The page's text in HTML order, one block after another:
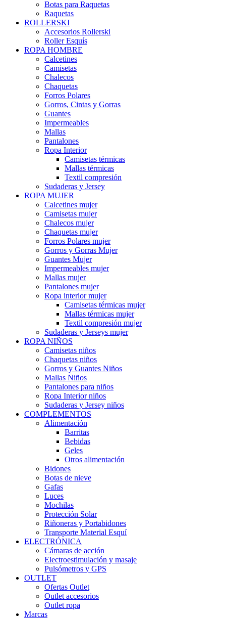
Botas para Raquetas
Raquetas
ROLLERSKI
Accesorios Rollerski
Roller Esquís
ROPA HOMBRE
Calcetines
Camisetas
Chalecos
Chaquetas
Forros Polares
Gorros, Cintas y Gorras
Guantes
Impermeables
Mallas
Pantalones
Ropa Interior
Camisetas térmicas
Mallas térmicas
Textil compresión
Sudaderas y Jersey
ROPA MUJER
Calcetines mujer
Camisetas mujer
Chalecos mujer
Chaquetas mujer
Forros Polares mujer
Gorros y Gorras Mujer
Guantes Mujer
Impermeables mujer
Mallas mujer
Pantalones mujer
Ropa interior mujer
Camisetas térmicas mujer
Mallas térmicas mujer
Textil compresión mujer
Sudaderas y Jerseys mujer
ROPA NIÑOS
Camisetas niños
Chaquetas niños
Gorros y Guantes Niños
Mallas Niños
Pantalones para niños
Ropa Interior niños
Sudaderas y Jersey niños
COMPLEMENTOS
Alimentación
Barritas
Bebidas
Geles
Otros alimentación
Bidones
Botas de nieve
Gafas
Luces
Mochilas
Protección Solar
Riñoneras y Portabidones
Transporte Material Esquí
ELECTRÓNICA
Cámaras de acción
Electroestimulación y masaje
Pulsómetros y GPS
OUTLET
Ofertas Outlet
Outlet accesorios
Outlet ropa
Marcas